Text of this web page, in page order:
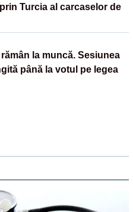
Turcia al carcaselor de
la muncă. Sesiunea
până la votul pe legea